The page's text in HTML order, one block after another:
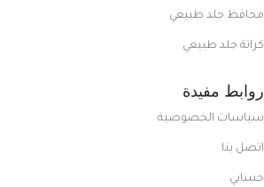
محافظ جلد طبيعي
كراتة جلد طبيعي
روابط مفيدة
سياسات الخصوصية
اتصل بنا
حسابي